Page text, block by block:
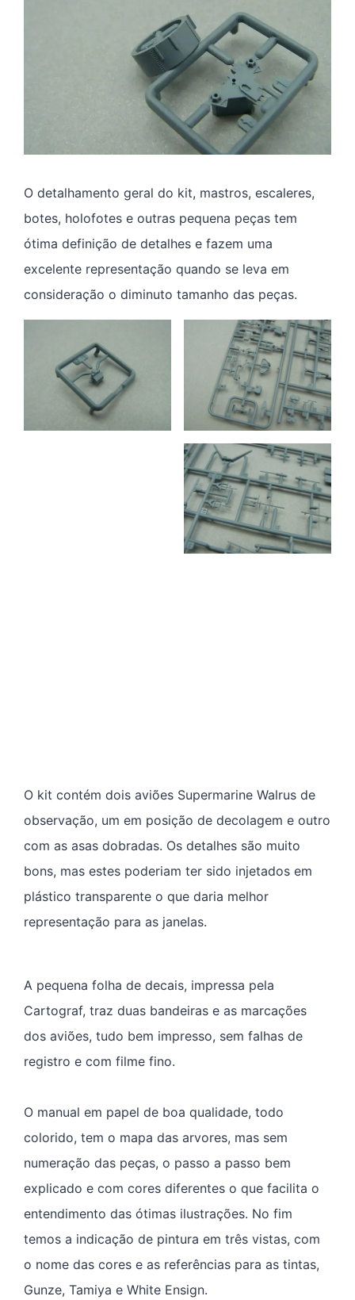
O detalhamento geral do kit, mastros, escaleres,
botes, holofotes e outras pequena peças tem
ótima definição de detalhes e fazem uma
excelente representação quando se leva em
consideração o diminuto tamanho das peças.
O kit contém dois aviões Supermarine Walrus de
observação, um em posição de decolagem e outro
com as asas dobradas. Os detalhes são muito
bons, mas estes poderiam ter sido injetados em
plástico transparente o que daria melhor
representação para as janelas.
A pequena folha de decais, impressa pela
Cartograf, traz duas bandeiras e as marcações
dos aviões, tudo bem impresso, sem falhas de
registro e com filme fino.
O manual em papel de boa qualidade, todo
colorido, tem o mapa das arvores, mas sem
numeração das peças, o passo a passo bem
explicado e com cores diferentes o que facilita o
entendimento das ótimas ilustrações. No fim
temos a indicação de pintura em três vistas, com
o nome das cores e as referências para as tintas,
Gunze, Tamiya e White Ensign.